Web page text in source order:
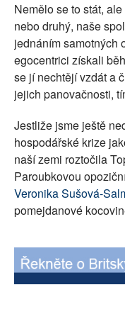
AUTOŘI
PŘÍSPĚVKY NA
SOCIÁLNÍ SÍTĚ
RUBRIKY
PLNÁ VERZE
Nemělo se to stát,
nebo druhý, naše
jednáním samotných
egocentrici získali
se jí nechtějí vzdát a
jejich panovačnosti,
Jestliže jsme ještě
hospodářské krize
naší zemi roztočila
Paroubkovou
Veronika Sušová-
pomejdanové